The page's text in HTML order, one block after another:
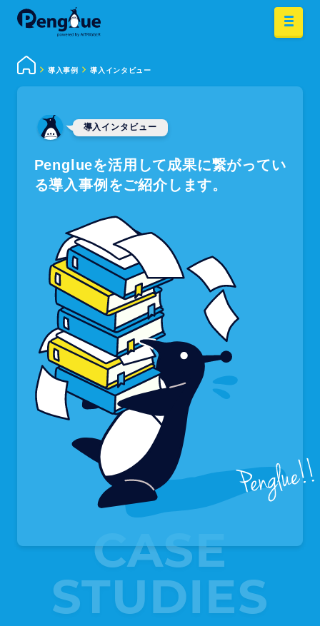
導入事例 導入インタビュー
導入インタビュー
Penglueを活用して成果に繋がってい
る導入事例をご紹介します。
CASE
STUDIES